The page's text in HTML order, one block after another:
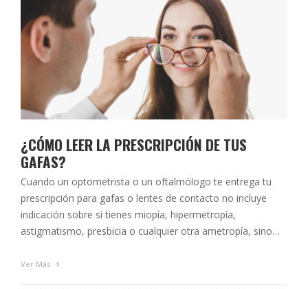
¿CÓMO LEER LA PRESCRIPCIÓN DE TUS
GAFAS?
Cuando un optometrista o un oftalmólogo te entrega tu
prescripción para gafas o lentes de contacto no incluye
indicación sobre si tienes miopía, hipermetropía,
astigmatismo, presbicia o cualquier otra ametropía, sino
expresan en dioptrías (D) y otros dígitos los valores
Ver Más